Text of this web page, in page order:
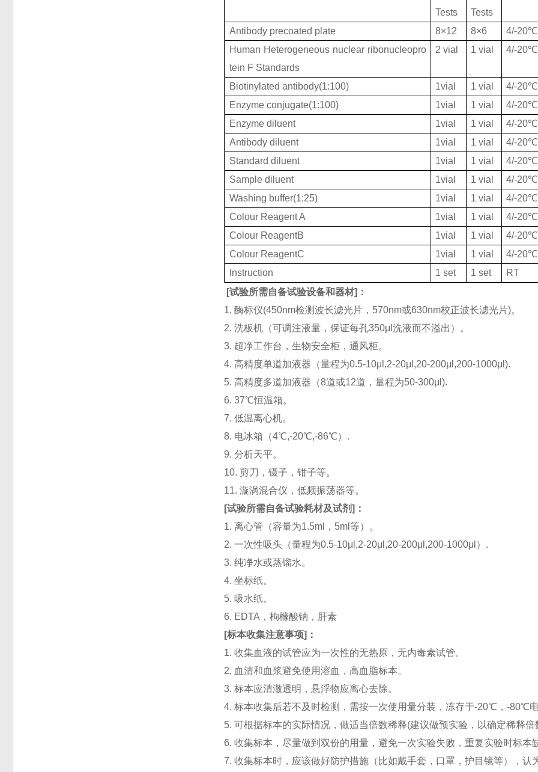
Tests
Tests
Antibody precoated plate 8×12 8×6
4/-20℃
Human Heterogeneous nuclear ribonucleopro
tein F Standards
2 vial 1 vial 4/-20℃
Biotinylated antibody(1:100) 1vial 1 vial
4/-20℃
Enzyme conjugate(1:100)
1vial 1 vial
4/-20℃
Enzyme diluent
1vial 1 vial
4/-20℃
Antibody diluent
1vial 1 vial
4/-20℃
Standard diluent
1vial 1 vial
4/-20℃
Sample diluent
1vial 1 vial
4/-20℃
Washing buffer(1:25)
1vial 1 vial
4/-20℃
Colour Reagent A
1vial 1 vial
4/-20℃
Colour ReagentB
1vial 1 vial
4/-20℃
Colour ReagentC
1vial 1 vial
4/-20℃
Instruction
1 set 1 set
RT
[试验所需自备试验设备和器材]：
1. 酶标仪(450nm检测波长滤光片，570nm或630nm校正波长滤光片)。
2. 洗板机（可调注液量，保证每孔350μl洗液而不溢出）。
3. 超净工作台，生物安全柜，通风柜。
4. 高精度单道加液器（量程为0.5-10μl,2-20μl,20-200μl,200-1000μl).
5. 高精度多道加液器（8道或12道，量程为50-300μl).
6. 37℃恒温箱。
7. 低温离心机。
8. 电冰箱（4℃,-20℃,-86℃）.
9. 分析天平。
10. 剪刀，镊子，钳子等。
11. 漩涡混合仪，低频振荡器等。
[试验所需自备试验耗材及试剂]：
1. 离心管（容量为1.5ml，5ml等）。
2. 一次性吸头（量程为0.5-10μl,2-20μl,20-200μl,200-1000μl）.
3. 纯净水或蒸馏水。
4. 坐标纸。
5. 吸水纸。
6. EDTA，枸橼酸钠，肝素
[标本收集注意事项]：
1. 收集血液的试管应为一次性的无热原，无内毒素试管。
2. 血清和血浆避免使用溶血，高血脂标本。
3. 标本应清澈透明，悬浮物应离心去除。
4. 标本收集后若不及时检测，需按一次使用量分装，冻存于-20℃，-80℃
5. 可根据标本的实际情况，做适当倍数稀释(建议做预实验，以确定稀释倍
6. 收集标本，尽量做到双份的用量，避免一次实验失败，重复实验时标本
7. 收集标本时，应该做好防护措施（比如戴手套，口罩，护目镜等），认